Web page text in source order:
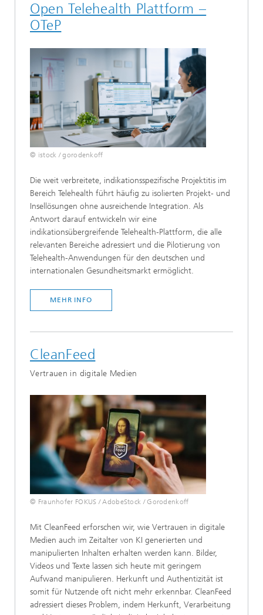
Open Telehealth Plattform –
OTeP
© istock / gorodenkoff
Die weit verbreitete, indikationsspezifische Projektitis im
Bereich Telehealth führt häufig zu isolierten Projekt- und
Insellösungen ohne ausreichende Integration. Als
Antwort darauf entwickeln wir eine
indikationsübergreifende Telehealth-Plattform, die alle
relevanten Bereiche adressiert und die Pilotierung von
Telehealth-Anwendungen für den deutschen und
internationalen Gesundheitsmarkt ermöglicht.
MEHR INFO
CleanFeed
Vertrauen in digitale Medien
© Fraunhofer FOKUS / AdobeStock / Gorodenkoff
Mit CleanFeed erforschen wir, wie Vertrauen in digitale
Medien auch im Zeitalter von KI generierten und
manipulierten Inhalten erhalten werden kann. Bilder,
Videos und Texte lassen sich heute mit geringem
Aufwand manipulieren. Herkunft und Authentizität ist
somit für Nutzende oft nicht mehr erkennbar. CleanFeed
adressiert dieses Problem, indem Herkunft, Verarbeitung